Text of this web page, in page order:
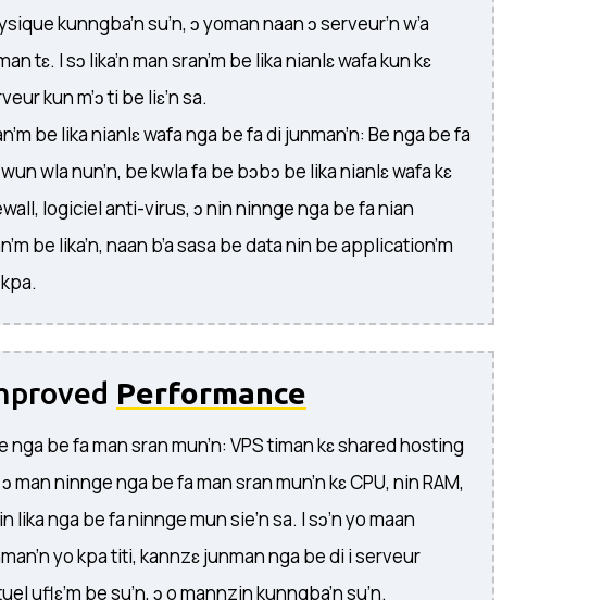
kunngba’n su’n, ɔ yoman naan ɔ serveur’n w’a
tɛ. I sɔ lika’n man sran’m be lika nianlɛ wafa kun kɛ
kun m’ɔ ti be liɛ’n sa.
be lika nianlɛ wafa nga be fa di junman’n: Be nga be fa
wla nun’n, be kwla fa be bɔbɔ be lika nianlɛ wafa kɛ
logiciel anti-virus, ɔ nin ninnge nga be fa nian
be lika’n, naan b’a sasa be data nin be application’m
Performance
nga be fa man sran mun’n: VPS timan kɛ shared hosting
man ninnge nga be fa man sran mun’n kɛ CPU, nin RAM,
lika nga be fa ninnge mun sie’n sa. I sɔ’n yo maan
yo kpa titi, kannzɛ junman nga be di i serveur
uflɛ’m be su’n, ɔ o mannzin kunngba’n su’n.